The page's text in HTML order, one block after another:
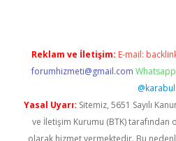
Reklam ve İletişim: E-mail:
forumhizmeti@gmail.com
@karabul
Yasal Uyarı: Sitemiz, 5651 Sayılı
ve İletişim Kurumu (BTK) tarafından
olarak hizmet vermektedir. Bu